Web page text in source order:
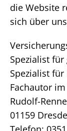
die Website
sich über
Spezialist
Spezialist
Fachautor
Rudolf-
01159